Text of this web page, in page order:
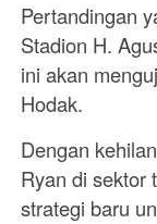
Pertandingan
Stadion H.
ini akan
Hodak.
Dengan
Ryan di sektor
strategi baru